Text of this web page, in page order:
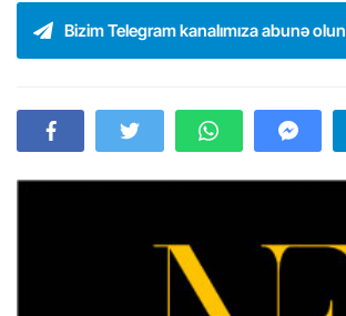
Bizim Telegram kanalımıza abunə olun